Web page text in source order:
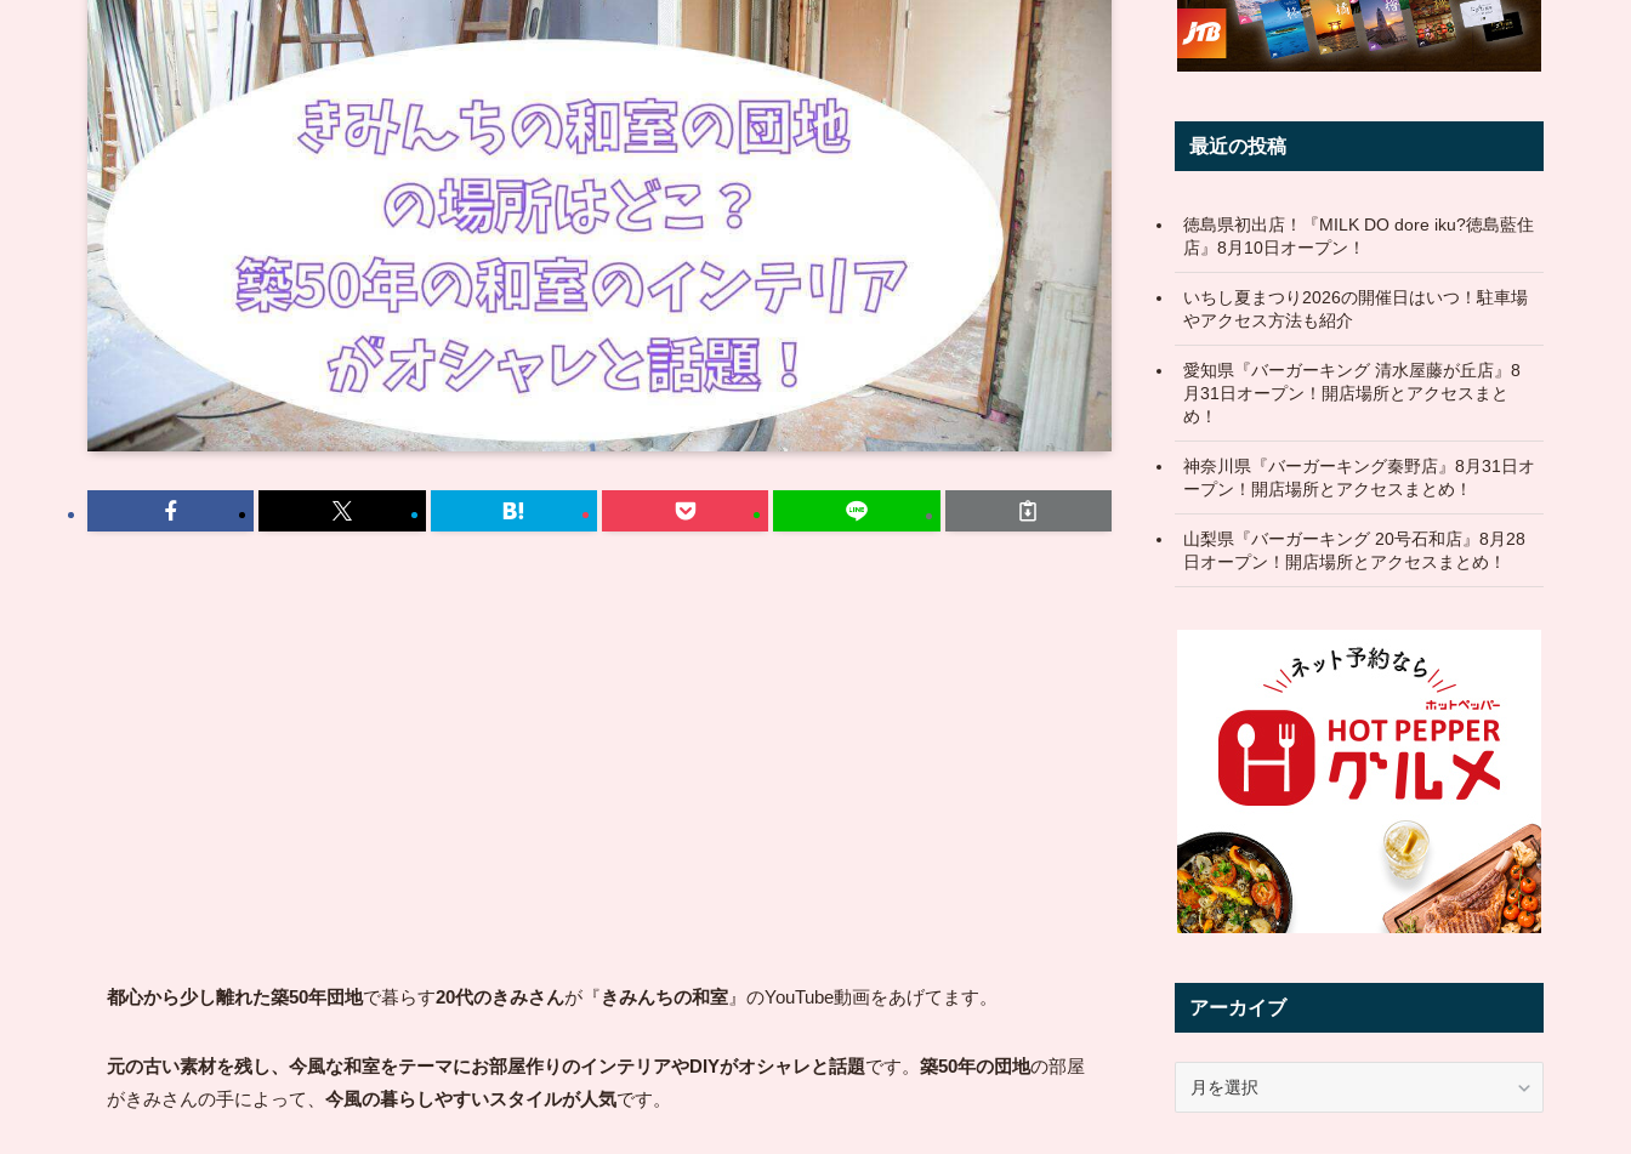
都心から少し離れた築50年団地で暮らす20代のきみさんが『きみんちの和室』のYouTube動画をあげてます。
元の古い素材を残し、今風な和室をテーマにお部屋作りのインテリアやDIYがオシャレと話題です。 築50年の団地の部屋
がきみさんの手によって、 今風の暮らしやすいスタイルが人気です。
最近の投稿
徳島県初出店！『MILK DO dore iku?徳島藍住
店』8月10日オープン！
いちし夏まつり2026の開催日はいつ！駐車場
やアクセス方法も紹介
愛知県『バーガーキング 清水屋藤が丘店』8
月31日オープン！開店場所とアクセスまと
め！
神奈川県『バーガーキング秦野店』8月31日オ
ープン！開店場所とアクセスまとめ！
山梨県『バーガーキング 20号石和店』8月28
日オープン！開店場所とアクセスまとめ！
アーカイブ